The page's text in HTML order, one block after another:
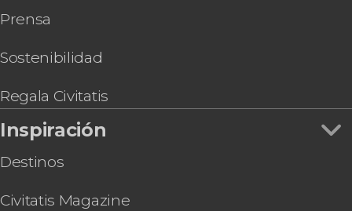
Prensa
Sostenibilidad
Regala Civitatis
Inspiración
Destinos
Civitatis Magazine